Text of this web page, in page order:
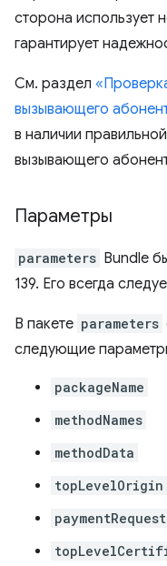
сторона использует
гарантирует
См. раздел
вызывающего
в наличии
вызывающего
Параметры
parameters Bundle
139. Его всегда
В пакете parameters
следующие
packageName
methodNames
methodData
topLevelOrigin